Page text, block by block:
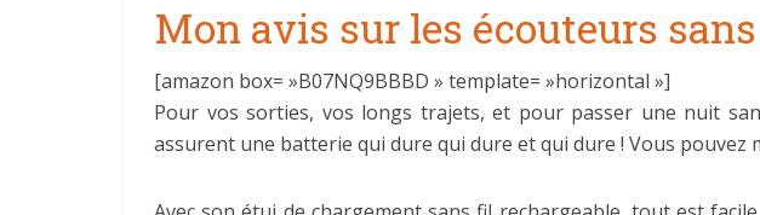
Mon avis sur les écouteurs
[amazon box= »B07NQ9BBBD » template= »horizontal »]
Pour vos sorties, vos longs trajets, et pour passer une nuit
assurent une batterie qui dure qui dure et qui dure ! Vous pouvez